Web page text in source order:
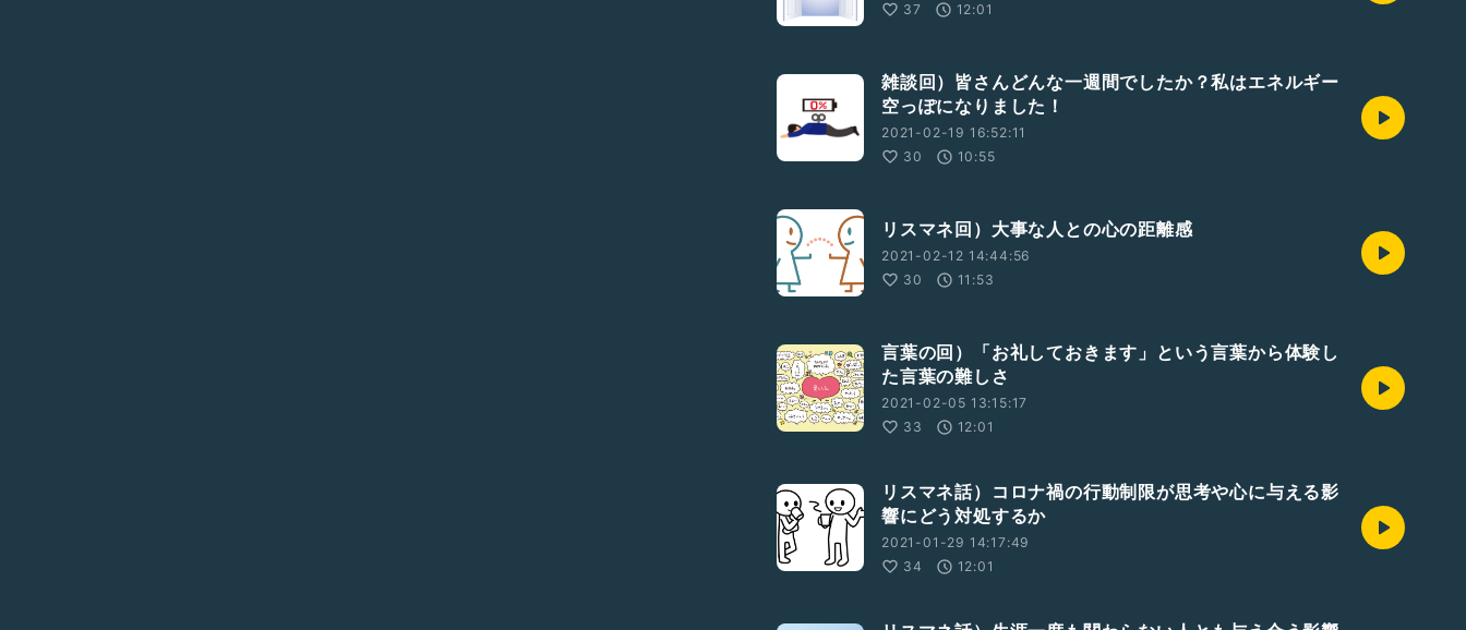
37
12:01
雑談回）皆さんどんな一週間でしたか？私はエネルギー
空っぽになりました！
2021-02-19 16:52:11
30
10:55
リスマネ回）大事な人との心の距離感
2021-02-12 14:44:56
30
11:53
言葉の回）「お礼しておきます」という言葉から体験し
た言葉の難しさ
2021-02-05 13:15:17
33
12:01
リスマネ話）コロナ禍の行動制限が思考や心に与える影
響にどう対処するか
2021-01-29 14:17:49
34
12:01